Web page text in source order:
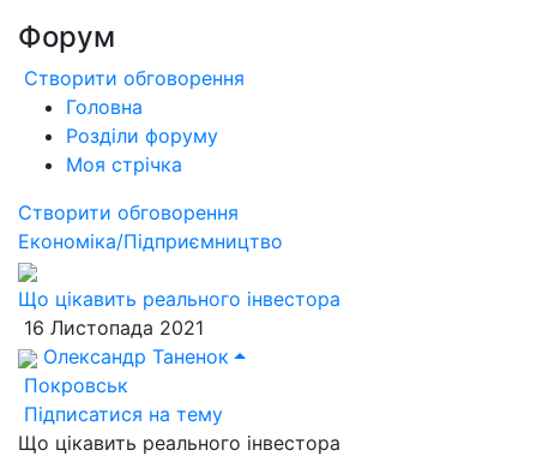
Форум
Створити обговорення
Головна
Розділи форуму
Моя стрічка
Створити обговорення
Економіка/Підприємництво
Що цікавить реального інвестора
16 Листопада 2021
Олександр Таненок
Покровськ
Підписатися на тему
Що цікавить реального інвестора